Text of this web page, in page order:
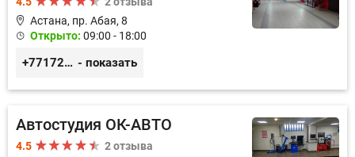
Астана, пр. Абая, 8
Открыто: 09:00 - 18:00
+77172481239 - показать
Автостудия ОК-АВТО
4.5
2 отзыва